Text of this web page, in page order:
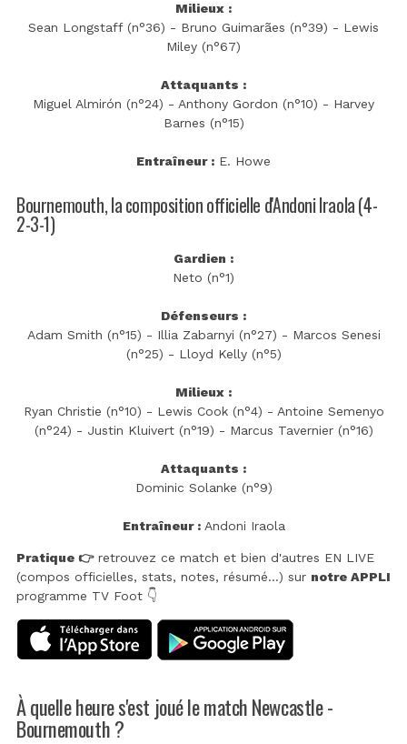
Milieux :
Sean Longstaff (n°36) - Bruno Guimarães (n°39) - Lewis
Miley (n°67)
Attaquants :
Miguel Almirón (n°24) - Anthony Gordon (n°10) - Harvey
Barnes (n°15)
Entraîneur : E. Howe
Bournemouth, la composition officielle d'Andoni Iraola (4-
2-3-1)
Gardien :
Neto (n°1)
Défenseurs :
Adam Smith (n°15) - Illia Zabarnyi (n°27) - Marcos Senesi
(n°25) - Lloyd Kelly (n°5)
Milieux :
Ryan Christie (n°10) - Lewis Cook (n°4) - Antoine Semenyo
(n°24) - Justin Kluivert (n°19) - Marcus Tavernier (n°16)
Attaquants :
Dominic Solanke (n°9)
Entraîneur :Andoni Iraola
Pratique 👉retrouvez ce match et bien d'autres EN LIVE
(compos officielles, stats, notes, résumé...) sur notre APPLI
programme TV Foot 👇
À quelle heure s'est joué le match Newcastle -
Bournemouth ?